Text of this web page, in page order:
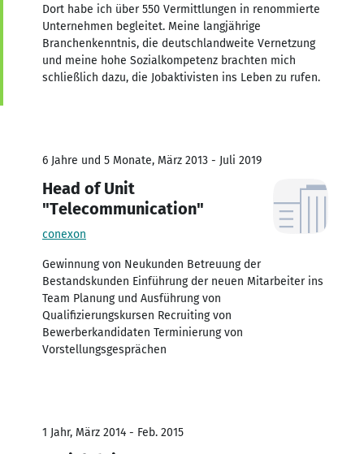
Dort habe ich über 550 Vermittlungen in renommierte
Unternehmen begleitet. Meine langjährige
Branchenkenntnis, die deutschlandweite Vernetzung
und meine hohe Sozialkompetenz brachten mich
schließlich dazu, die Jobaktivisten ins Leben zu rufen.
6 Jahre und 5 Monate, März 2013 - Juli 2019
Head of Unit
"Telecommunication"
conexon
Gewinnung von Neukunden Betreuung der
Bestandskunden Einführung der neuen Mitarbeiter ins
Team Planung und Ausführung von
Qualifizierungskursen Recruiting von
Bewerberkandidaten Terminierung von
Vorstellungsgesprächen
1 Jahr, März 2014 - Feb. 2015